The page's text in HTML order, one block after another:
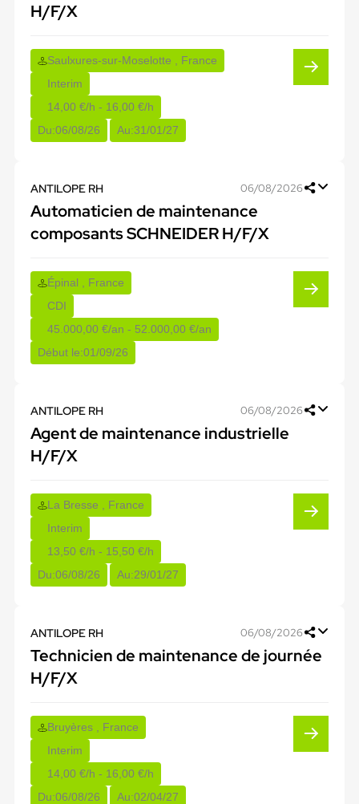
H/F/X
Saulxures-sur-Moselotte , France
Interim
14,00 €/h - 16,00 €/h
Du:06/08/26 Au:31/01/27
ANTILOPE RH 06/08/2026
Automaticien de maintenance
composants SCHNEIDER H/F/X
Épinal , France
CDI
45.000,00 €/an - 52.000,00 €/an
Début le:01/09/26
ANTILOPE RH 06/08/2026
Agent de maintenance industrielle
H/F/X
La Bresse , France
Interim
13,50 €/h - 15,50 €/h
Du:06/08/26 Au:29/01/27
ANTILOPE RH 06/08/2026
Technicien de maintenance de journée
H/F/X
Bruyères , France
Interim
14,00 €/h - 16,00 €/h
Du:06/08/26 Au:02/04/27